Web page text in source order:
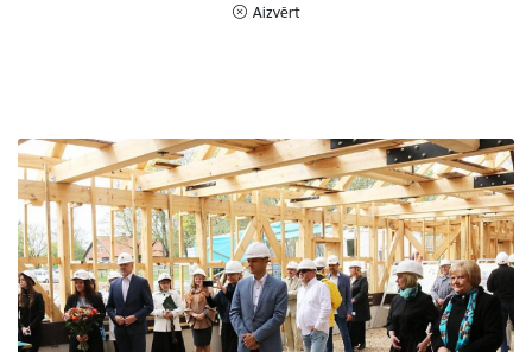
Aizvērt